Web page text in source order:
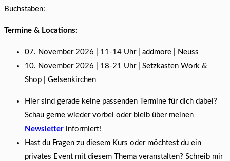
Buchstaben:
Termine & Locations:
07. November 2026 | 11-14 Uhr | addmore | Neuss
10. November 2026 | 18-21 Uhr | Setzkasten Work &
Shop | Gelsenkirchen
Hier sind gerade keine passenden Termine für dich dabei?
Schau gerne wieder vorbei oder bleib über meinen
Newsletter informiert!
Hast du Fragen zu diesem Kurs oder möchtest du ein
privates Event mit diesem Thema veranstalten? Schreib mir